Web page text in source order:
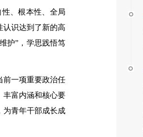
、根本性、全局
认识达到了新的高
护”，学思践悟笃
前一项重要政治任
丰富内涵和核心要
为青年干部成长成